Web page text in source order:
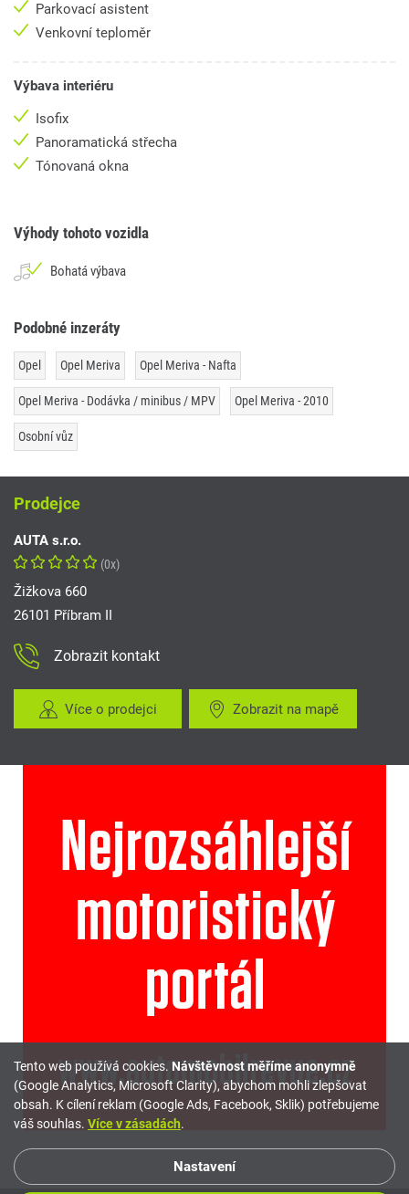
Parkovací asistent
Venkovní teploměr
Výbava interiéru
Isofix
Panoramatická střecha
Tónovaná okna
Výhody tohoto vozidla
Bohatá výbava
Podobné inzeráty
Opel Opel Meriva Opel Meriva - Nafta
Opel Meriva - Dodávka / minibus / MPV Opel Meriva - 2010
Osobní vůz
Prodejce
AUTA s.r.o.
(0x)
Žižkova 660
26101 Příbram II
Zobrazit kontakt
Více o prodejci Zobrazit na mapě
Tento web používá cookies. Návštěvnost měříme anonymně
(Google Analytics, Microsoft Clarity), abychom mohli zlepšovat
obsah. K cílení reklam (Google Ads, Facebook, Sklik) potřebujeme
váš souhlas. Více v zásadách.
Nastavení